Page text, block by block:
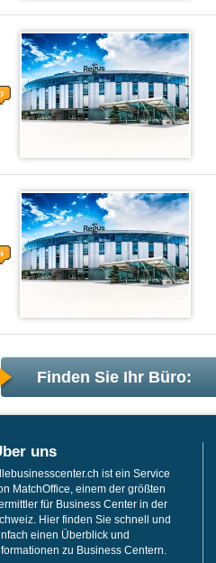
Finden Sie Ihr Büro:
uns
ist ein Service
MatchOffice, einem der größten
für Business Center in der
Hier finden Sie schnell und
einen Überblick und
zu Business Centern.